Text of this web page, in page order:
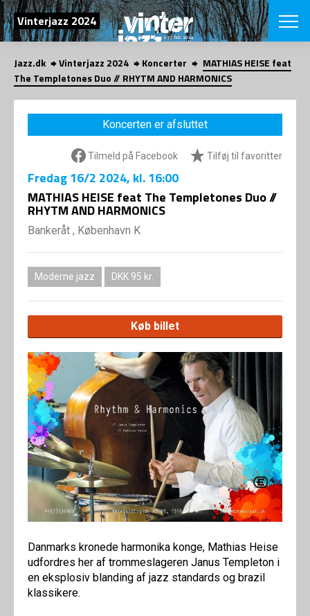
SØG
Vinterjazz 2024
English
VÆLG
VINTERJAZZ
Temaer
LOCATIONS
App
INFO
Jazz.dk Vinterjazz 2024 Koncerter
MATHIAS HEISE feat
The Templetones Duo // RHYTM AND HARMONICS
Koncerten er afsluttet
Tilmeld på Facebook Tilføj til favoritter
Fredag16/2 2024, kl. 16:00
MATHIAS HEISE feat The Templetones Duo //
RHYTM AND HARMONICS
Bankeråt , København K
Moderne jazz DKK 95 kr.
Køb billet
Danmarks kronede harmonika konge, Mathias Heise
udfordres her af trommeslageren Janus Templeton i
en eksplosiv blanding af jazz standards og brazil
klassikere.